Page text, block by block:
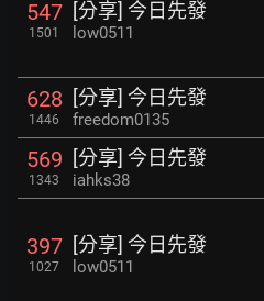
547
1501
[分享] 今日先發
low0511
628
1446
[分享] 今日先發
freedom0135
569
1343
[分享] 今日先發
iahks38
397
1027
[分享] 今日先發
low0511